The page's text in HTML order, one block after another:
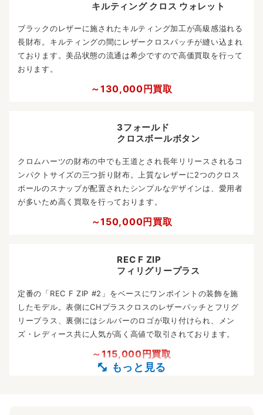
REC F ZIP
キルティング クロス ウォレット
ブラックのレザーに施されたキルティング加工が高級感溢れる
長財布。キルティングの間にレザークロスパッチが縫い込まれ
～130,000円買取
3フォールド
クロスボールボタン
クロムハーツの財布の中でも王道とされ長年リリースされるコ
ンパクトサイズの三つ折り財布。上質なレザーに2つのクロス
～150,000円買取
REC F ZIP
フィリグリープラス
定番の「REC F ZIP #2」をベースにワンポイントの装飾を施
したモデル。表側にCHプラスクロスのレザーパッチとフリグ
リープラス、裏側にはシルバーのロゴが取り付けられ、メン